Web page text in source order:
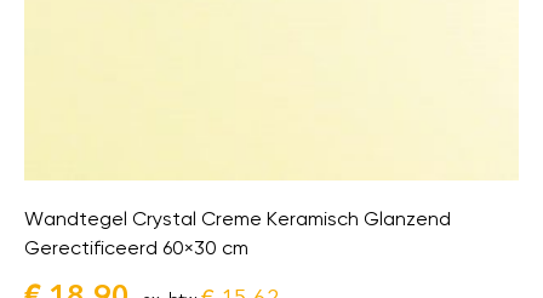
Wandtegel Crystal Creme Keramisch Glanzend
Gerectificeerd 60×30 cm